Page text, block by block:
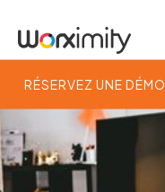
RÉSERVEZ UNE DÉMO